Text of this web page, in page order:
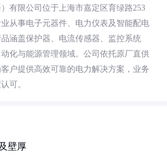
有限公司位于上海市嘉定区育绿路253
从事电子元器件、电力仪表及智能配电
涵盖保护器、电流传感器、监控系统
化与能源管理领域。公司依托原厂直供
户提供高效可靠的电力解决方案，业务
可。
壁厚